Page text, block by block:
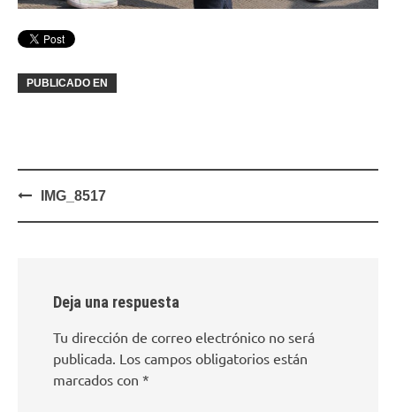
PUBLICADO EN
Navegación
IMG_8517
Deja una respuesta
Tu dirección de correo electrónico no será
publicada. Los campos obligatorios están
marcados con *